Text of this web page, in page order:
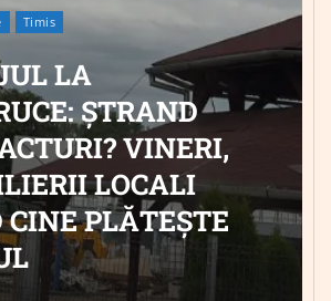
Timis
LA
ȘTRAND
VINERI,
LOCALI
CINE PLĂTEȘTE